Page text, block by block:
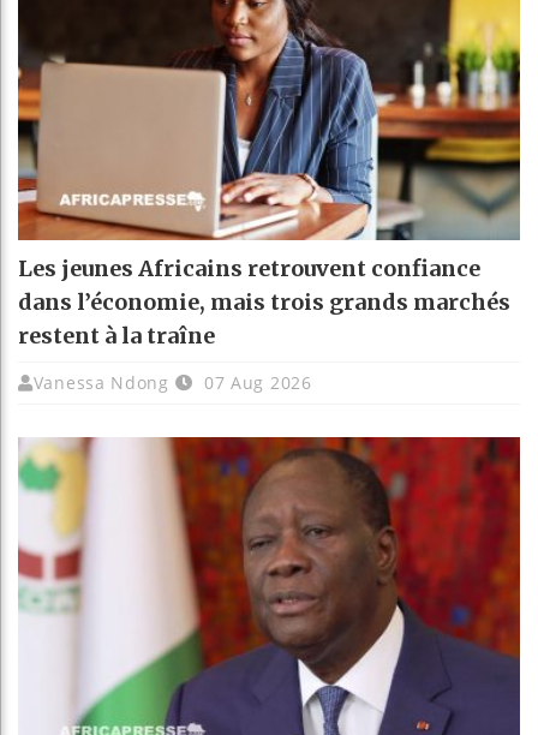
Les jeunes Africains retrouvent confiance
dans l’économie, mais trois grands marchés
restent à la traîne
Vanessa Ndong 07 Aug 2026